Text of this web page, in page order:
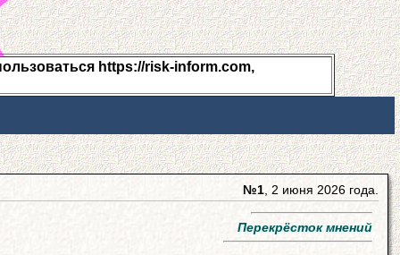
https://risk-inform.com,
№1 , 2 июня 2026 года.
Перекрёсток мнений